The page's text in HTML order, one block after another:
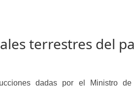
terrestres del
dadas por el Ministro de